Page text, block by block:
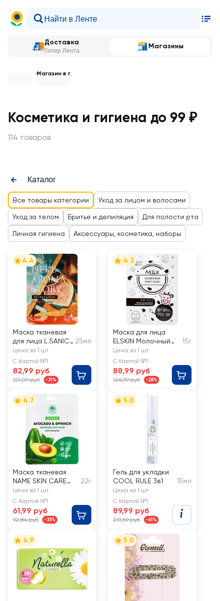
Доставка
Гипер Лента
Магазины
Магазин в г.
Косметика и гигиена до 99 ₽
114 товаров
Каталог
Все товары категории Уход за лицом и волосами
Уход за телом Бритье и депиляция Для полости рта
Личная гигиена Аксессуары, косметика, наборы
4.4
Маска тканевая
для лица L.SANIC
с экстрактом
красного
апельсина и
эффектом
ароматерапии
25мл
Цена за 1 шт
С Картой №1
82,99 руб
121,09 руб -31%
4.2
Маска для лица
ELSKIN Молочный
протеин
питательная
15г
Цена за 1 шт
С Картой №1
88,99 руб
124,99 руб -28%
4.7
Маска тканевая
NAME SKIN CARE
Skinfood Авокадо и
шпинат
22г
Цена за 1 шт
С Картой №1
61,99 руб
92,84 руб -33%
5.0
Гель для укладки
COOL RULE 3в1
15мл
Цена за 1 шт
С Картой №1
89,99 руб
231,59 руб -61%
4.9 5.0